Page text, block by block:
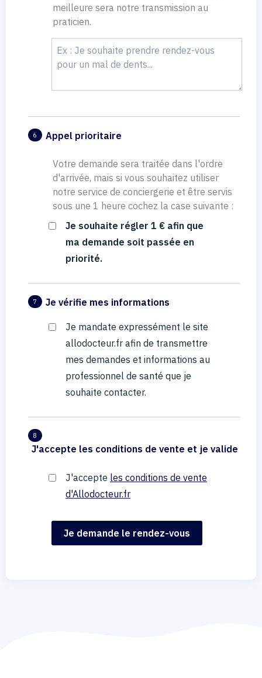
meilleure sera notre transmission au
praticien.
6 Appel prioritaire
Votre demande sera traitée dans l'ordre
d'arrivée, mais si vous souhaitez utiliser
notre service de conciergerie et être servis
sous une 1 heure cochez la case suivante :
Je souhaite régler 1 € afin que
ma demande soit passée en
priorité.
7 Je vérifie mes informations
Je mandate expressément le site
allodocteur.fr afin de transmettre
mes demandes et informations au
professionnel de santé que je
souhaite contacter.
8
J'accepte les conditions de vente et je valide
J'accepte les conditions de vente
d'Allodocteur.fr